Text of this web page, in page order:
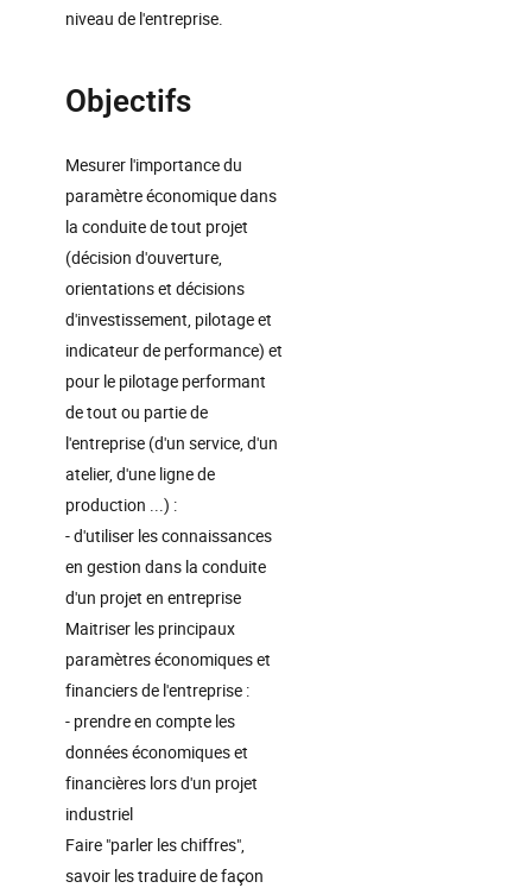
niveau de l'entreprise.
Objectifs
Mesurer l'importance du
paramètre économique dans
la conduite de tout projet
(décision d'ouverture,
orientations et décisions
d'investissement, pilotage et
indicateur de performance) et
pour le pilotage performant
de tout ou partie de
l'entreprise (d'un service, d'un
atelier, d'une ligne de
production ...) :
- d'utiliser les connaissances
en gestion dans la conduite
d'un projet en entreprise
Maitriser les principaux
paramètres économiques et
financiers de l'entreprise :
- prendre en compte les
données économiques et
financières lors d'un projet
industriel
Faire "parler les chiffres",
savoir les traduire de façon